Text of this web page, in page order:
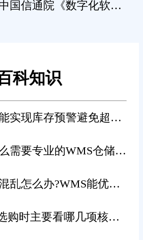
国信通院《数字化软件
》规范编制工作
科知识
实现库存预警避免超卖
需要专业的WMS仓储管
乱怎么办?WMS能优化
购时主要看哪几项核心